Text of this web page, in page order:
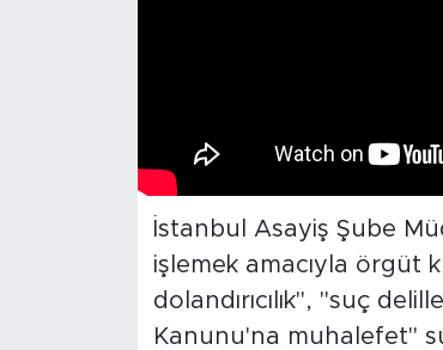
İstanbul Asayiş Şube
işlemek amacıyla örgüt
dolandırıcılık", "suç
Kanunu'na muhalefet"